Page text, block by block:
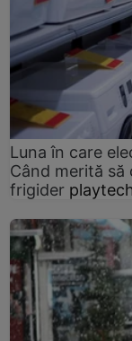
Luna în care
Când merită să
frigider